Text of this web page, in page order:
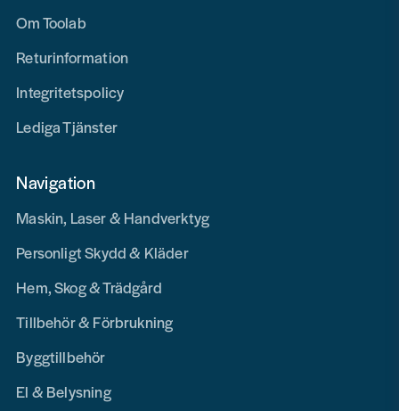
Om Toolab
Returinformation
Integritetspolicy
Lediga Tjänster
Navigation
Maskin, Laser & Handverktyg
Personligt Skydd & Kläder
Hem, Skog & Trädgård
Tillbehör & Förbrukning
Byggtillbehör
El & Belysning